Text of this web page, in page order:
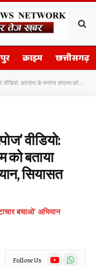
क्राइम छत्तीसगढ़
संग्राम को बताया ‘भ्रष्टाचार बचाओ’ अभियान, सियासत गरमाई
वीडियो:
को बताया
सियासत
बचाओ' अभियान
Follow Us YouTubeWhatsApp